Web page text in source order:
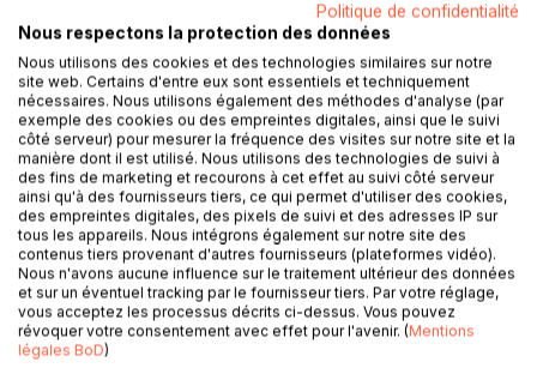
AJOUTER AU PANIER
Ajouter à ma liste d'envies
Laisser un avis
DESCRIPTION
Politique de confidentialité
Nous respectons la protection des données
Nous utilisons des cookies et des technologies similaires sur notre
site web. Certains d'entre eux sont essentiels et techniquement
nécessaires. Nous utilisons également des méthodes d'analyse (par
exemple des cookies ou des empreintes digitales, ainsi que le suivi
côté serveur) pour mesurer la fréquence des visites sur notre site et la
manière dont il est utilisé. Nous utilisons des technologies de suivi à
des fins de marketing et recourons à cet effet au suivi côté serveur
ainsi qu'à des fournisseurs tiers, ce qui permet d'utiliser des cookies,
des empreintes digitales, des pixels de suivi et des adresses IP sur
tous les appareils. Nous intégrons également sur notre site des
contenus tiers provenant d'autres fournisseurs (plateformes vidéo).
Nous n'avons aucune influence sur le traitement ultérieur des données
et sur un éventuel tracking par le fournisseur tiers. Par votre réglage,
vous acceptez les processus décrits ci-dessus. Vous pouvez
révoquer votre consentement avec effet pour l'avenir. (Mentions
légales BoD)